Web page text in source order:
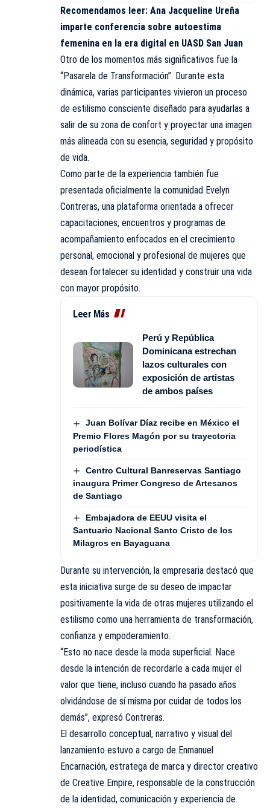
Recomendamos leer: Ana Jacqueline Ureña
imparte conferencia sobre autoestima
femenina en la era digital en UASD San Juan
Otro de los momentos más significativos fue la
“Pasarela de Transformación”. Durante esta
dinámica, varias participantes vivieron un proceso
de estilismo consciente diseñado para ayudarlas a
salir de su zona de confort y proyectar una imagen
más alineada con su esencia, seguridad y propósito
de vida.
Como parte de la experiencia también fue
presentada oficialmente la comunidad Evelyn
Contreras, una plataforma orientada a ofrecer
capacitaciones, encuentros y programas de
acompañamiento enfocados en el crecimiento
personal, emocional y profesional de mujeres que
desean fortalecer su identidad y construir una vida
con mayor propósito.
Leer Más
Perú y República
Dominicana estrechan
lazos culturales con
exposición de artistas
de ambos países
Juan Bolívar Díaz recibe en México el
Premio Flores Magón por su trayectoria
periodística
Centro Cultural Banreservas Santiago
inaugura Primer Congreso de Artesanos
de Santiago
Embajadora de EEUU visita el
Santuario Nacional Santo Cristo de los
Milagros en Bayaguana
Durante su intervención, la empresaria destacó que
esta iniciativa surge de su deseo de impactar
positivamente la vida de otras mujeres utilizando el
estilismo como una herramienta de transformación,
confianza y empoderamiento.
“Esto no nace desde la moda superficial. Nace
desde la intención de recordarle a cada mujer el
valor que tiene, incluso cuando ha pasado años
olvidándose de sí misma por cuidar de todos los
demás”, expresó Contreras.
El desarrollo conceptual, narrativo y visual del
lanzamiento estuvo a cargo de Enmanuel
Encarnación, estratega de marca y director creativo
de Creative Empire, responsable de la construcción
de la identidad, comunicación y experiencia de